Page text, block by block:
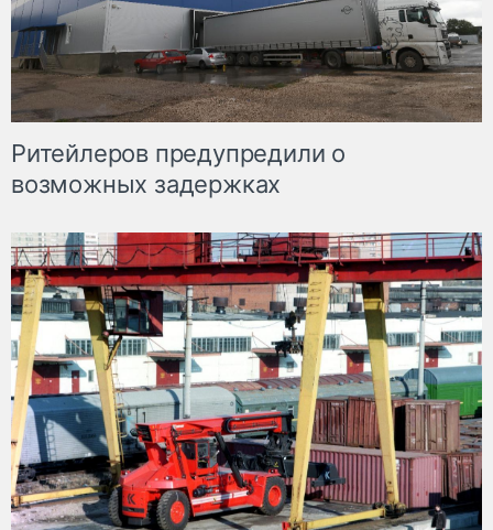
Ритейлеров предупредили о
возможных задержках